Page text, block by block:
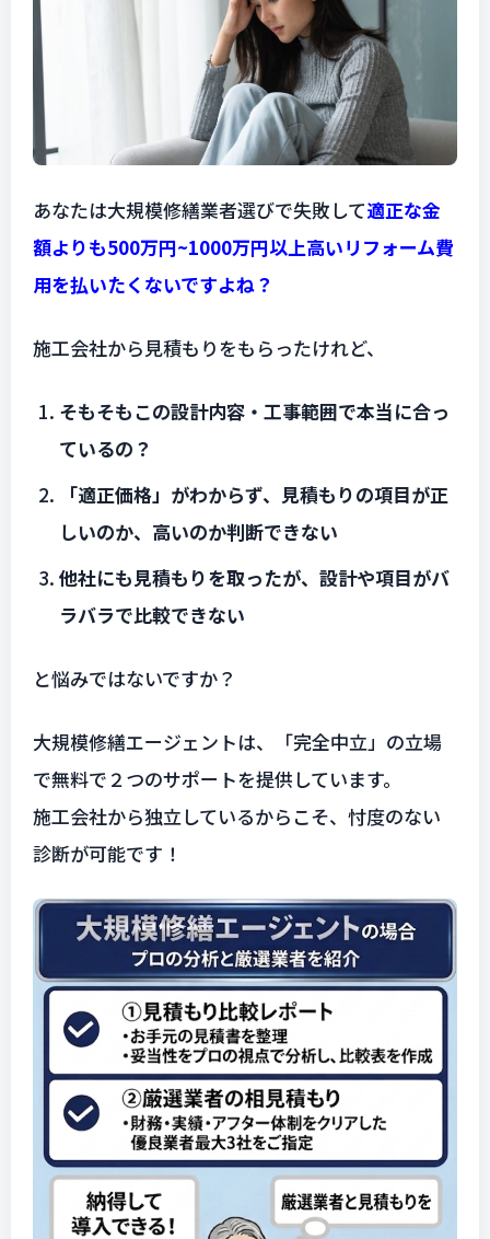
あなたは大規模修繕業者選びで失敗して適正な金
額よりも500万円~1000万円以上高いリフォーム費
用を払いたくないですよね？
施工会社から見積もりをもらったけれど、
そもそもこの設計内容・工事範囲で本当に合っ
ているの？
「適正価格」がわからず、見積もりの項目が正
しいのか、高いのか判断できない
他社にも見積もりを取ったが、設計や項目がバ
ラバラで比較できない
と悩みではないですか？
大規模修繕エージェントは、「完全中立」の立場
で無料で２つのサポートを提供しています。
施工会社から独立しているからこそ、忖度のない
診断が可能です！